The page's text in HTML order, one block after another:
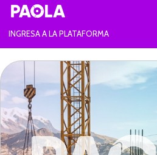
INGRESA A LA PLATAFORMA